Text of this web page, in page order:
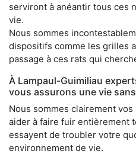
serviront à anéantir tous ces
vie.
Nous sommes
dispositifs comme les grilles
passage à ces rats qui
À Lampaul-Guimiliau
vous assurons une vie
Nous sommes clairement
aider à faire fuir entièrement
essayent de troubler votre
environnement de vie.